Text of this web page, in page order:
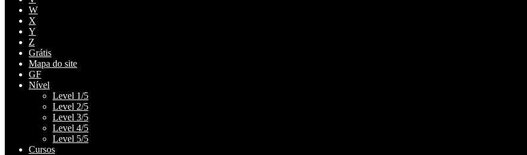
W
X
Y
Z
Grátis
Mapa do site
GF
Nível
Level 1/5
Level 2/5
Level 3/5
Level 4/5
Level 5/5
Cursos